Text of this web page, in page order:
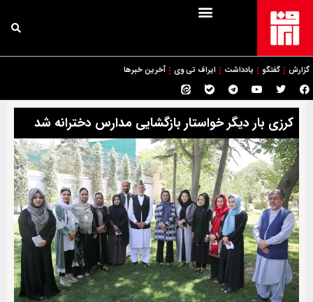
گزارش گفتگو یادداشت ایراف تی وی آخرین خبرها
کرزی بار دیگر خواستار بازگشایی مدارس دخترانه شد